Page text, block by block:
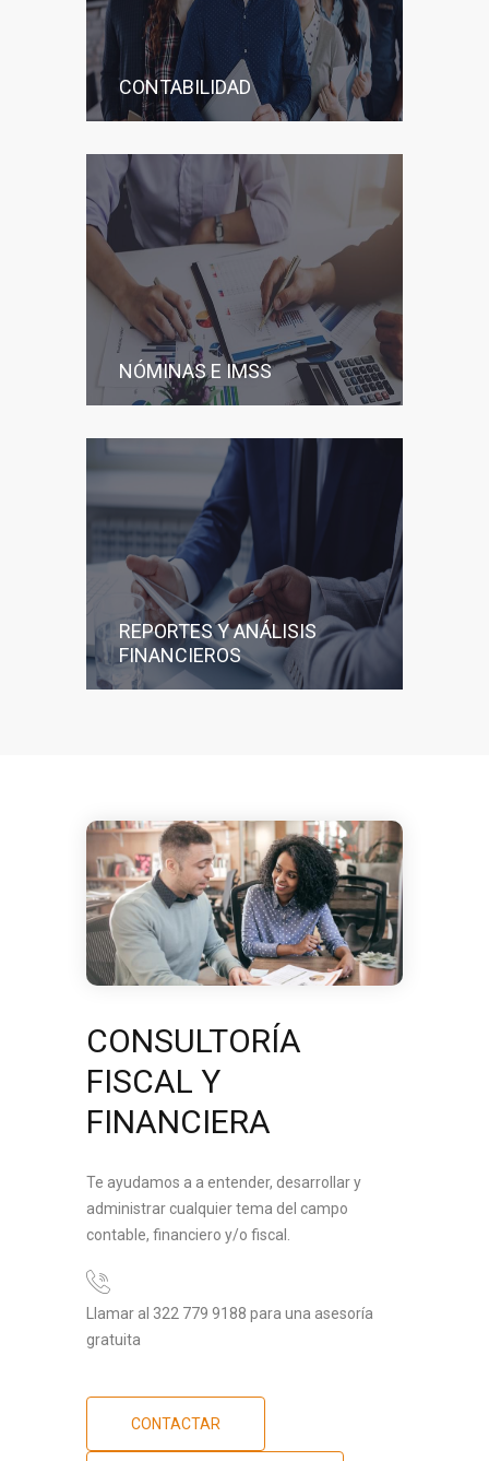
CONTABILIDAD
NÓMINAS E IMSS
REPORTES Y ANÁLISIS
FINANCIEROS
CONSULTORÍA
FISCAL Y
FINANCIERA
Te ayudamos a a entender, desarrollar y
administrar cualquier tema del campo
contable, financiero y/o fiscal.
Llamar al 322 779 9188 para una asesoría
gratuita
CONTACTAR